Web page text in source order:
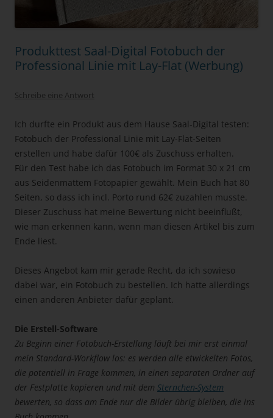
Produkttest Saal-Digital Fotobuch der
Professional Linie mit Lay-Flat (Werbung)
Schreibe eine Antwort
Ich durfte ein Produkt aus dem Hause Saal-Digital testen:
Fotobuch der Professional Linie mit Lay-Flat-Seiten
erstellen und habe dafür 100€ als Zuschuss erhalten.
Für den Test habe ich das Fotobuch im Format 30 x 21 cm
aus Seidenmattem Fotopapier gewählt. Mein Buch hat 80
Seiten, so dass ich incl. Porto rund 62€ zuzahlen musste.
Dieser Zuschuss hat meine Bewertung nicht beeinflußt,
wie man erkennen kann, wenn man diesen Artikel bis zum
Ende liest.
Dieses Angebot kam mir gerade Recht, da ich sowieso
dabei war, ein Fotobuch zu bestellen. Ich hatte allerdings
einen anderen Anbieter dafür geplant.
Die Erstell-Software
Zu Beginn einer Fotobuch-Erstellung läuft bei mir erst einmal
mein Standard-Workflow los: es werden alle etwickelten Fotos,
die potentiell in Frage kommen, in einen separaten Ordner auf
der Festplatte kopieren und mit dem Sternchen-System
bewerten, so dass am Ende nur die Bilder übrig bleiben, die ins